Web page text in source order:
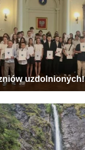
uzdolnionych!